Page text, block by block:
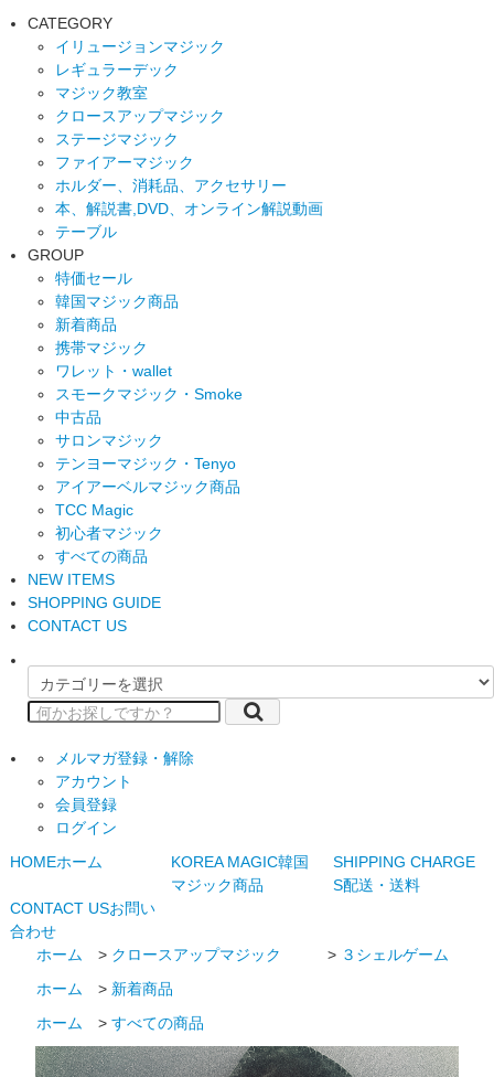
CATEGORY
イリュージョンマジック
レギュラーデック
マジック教室
クロースアップマジック
ステージマジック
ファイアーマジック
ホルダー、消耗品、アクセサリー
本、解説書,DVD、オンライン解説動画
テーブル
GROUP
特価セール
韓国マジック商品
新着商品
携帯マジック
ワレット・wallet
スモークマジック・Smoke
中古品
サロンマジック
テンヨーマジック・Tenyo
アイアーベルマジック商品
TCC Magic
初心者マジック
すべての商品
NEW ITEMS
SHOPPING GUIDE
CONTACT US
メルマガ登録・解除
アカウント
会員登録
ログイン
HOMEホーム KOREA MAGIC韓国
マジック商品
SHIPPING CHARGE
S配送・送料
CONTACT USお問い
合わせ
ホーム
> クロースアップマジック > ３シェルゲーム
ホーム
> 新着商品
ホーム
>すべての商品